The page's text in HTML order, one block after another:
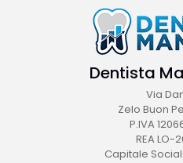
Dentista
Via
Zelo Buon
P.IVA
REA LO-
Capitale